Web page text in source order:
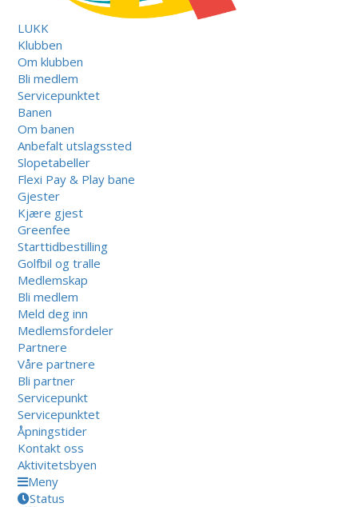
LUKK
Klubben
Om klubben
Bli medlem
Servicepunktet
Banen
Om banen
Anbefalt utslagssted
Slopetabeller
Flexi Pay & Play bane
Gjester
Kjære gjest
Greenfee
Starttidbestilling
Golfbil og tralle
Medlemskap
Bli medlem
Meld deg inn
Medlemsfordeler
Partnere
Våre partnere
Bli partner
Servicepunkt
Servicepunktet
Åpningstider
Kontakt oss
Aktivitetsbyen
Meny
Status